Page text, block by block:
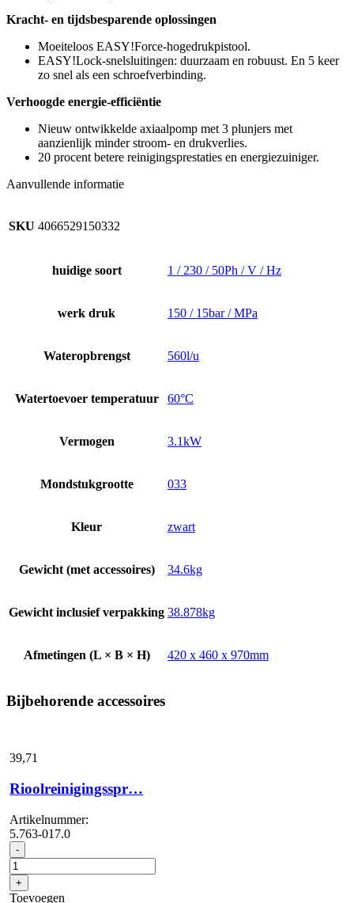
Kracht- en tijdsbesparende oplossingen
Moeiteloos EASY!Force-hogedrukpistool.
EASY!Lock-snelsluitingen: duurzaam en robuust. En 5 keer
zo snel als een schroefverbinding.
Verhoogde energie-efficiëntie
Nieuw ontwikkelde axiaalpomp met 3 plunjers met
aanzienlijk minder stroom- en drukverlies.
20 procent betere reinigingsprestaties en energiezuiniger.
Aanvullende informatie
SKU 4066529150332
huidige soort 1 / 230 / 50Ph / V / Hz
werk druk 150 / 15bar / MPa
Wateropbrengst 560l/u
Watertoevoer temperatuur 60°C
Vermogen 3.1kW
Mondstukgrootte 033
Kleur zwart
Gewicht (met accessoires) 34.6kg
Gewicht inclusief verpakking 38.878kg
Afmetingen (L × B × H) 420 x 460 x 970mm
Bijbehorende accessoires
39,71
Rioolreinigingsspr…
Artikelnummer:
5.763-017.0
- Rioolreinigingsspr...
aantal
+
Toevoegen